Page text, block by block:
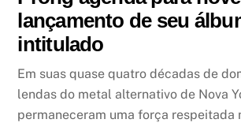
lançamento de seu
intitulado
Em suas quase quatro décadas de
lendas do metal alternativo de Nova
permaneceram uma força respeitada